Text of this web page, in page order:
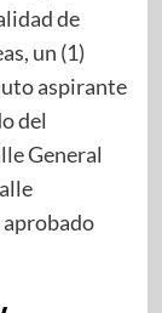
de
un (1)
aspirante
del
General